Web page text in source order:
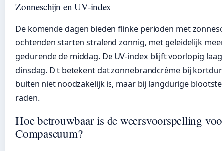
Zonneschijn en UV-index
De komende dagen bieden flinke perioden met
ochtenden starten stralend zonnig, met geleidelijk
gedurende de middag. De UV-index blijft voorlopig
dinsdag. Dit betekent dat zonnebrandcrème bij
buiten niet noodzakelijk is, maar bij langdurige
raden.
Hoe betrouwbaar is de weersvoorspelling
Compascuum?